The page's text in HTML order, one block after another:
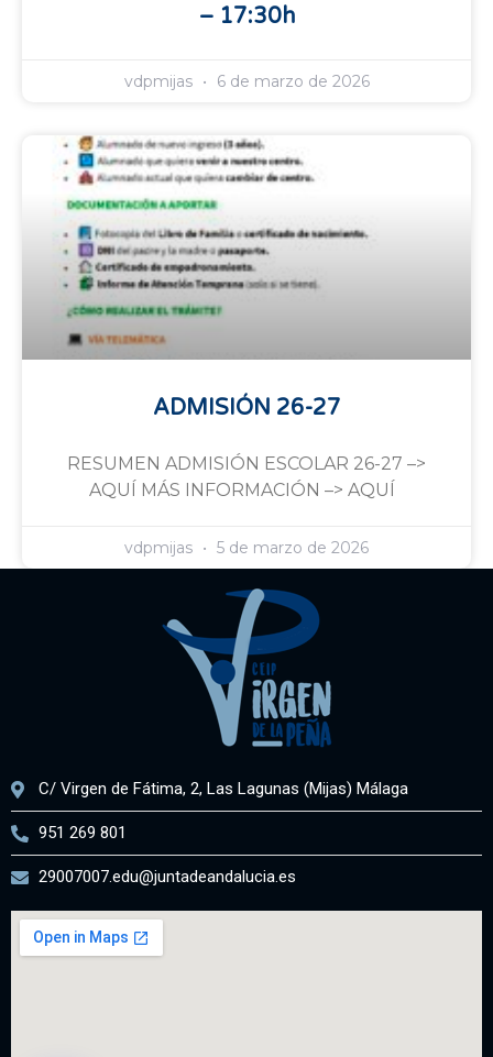
– 17:30h
vdpmijas 6 de marzo de 2026
ADMISIÓN 26-27
RESUMEN ADMISIÓN ESCOLAR 26-27 –>
AQUÍ MÁS INFORMACIÓN –> AQUÍ
vdpmijas 5 de marzo de 2026
C/ Virgen de Fátima, 2, Las Lagunas (Mijas) Málaga
951 269 801
29007007.edu@juntadeandalucia.es